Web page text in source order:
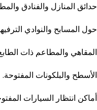
حدائق المنازل والفنادق
حول المسابح والنوادي
المقاهي والمطاعم ذات
الأسطح والبلكونات المفتوحة.
أماكن انتظار السيارات